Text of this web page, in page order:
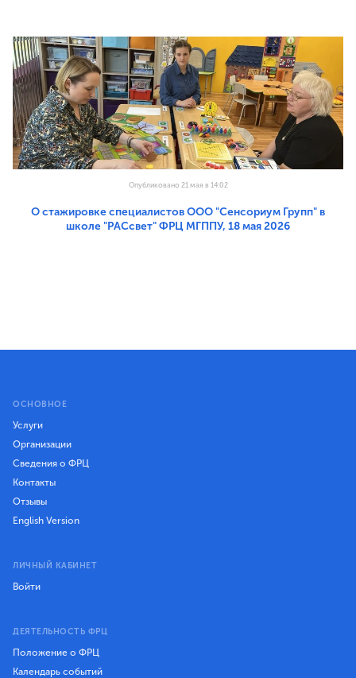
Опубликовано 21 мая в 14:02
О стажировке специалистов ООО "Сенсориум Групп" в
школе "РАСсвет" ФРЦ МГППУ, 18 мая 2026
ОСНОВНОЕ
Услуги
Организации
Сведения о ФРЦ
Контакты
Отзывы
English Version
ЛИЧНЫЙ КАБИНЕТ
Войти
ДЕЯТЕЛЬНОСТЬ ФРЦ
Положение о ФРЦ
Календарь событий